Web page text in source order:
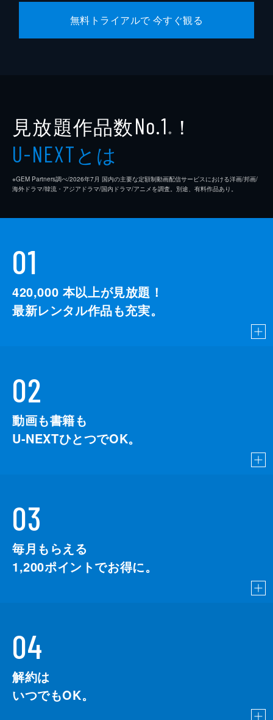
無料トライアルで 今すぐ観る
見放題作品数No.1 ※ ！
U-NEXTとは
※GEM Partners調べ/2026年7⽉ 国内の主要な定額制動画配信サービスにおける洋画/邦画/
海外ドラマ/韓流・アジアドラマ/国内ドラマ/アニメを調査。別途、有料作品あり。
01
420,000 本以上が見放題！
最新レンタル作品も充実。
02
動画も書籍も
U-NEXTひとつでOK。
03
毎月もらえる
1,200ポイントでお得に。
04
解約は
いつでもOK。